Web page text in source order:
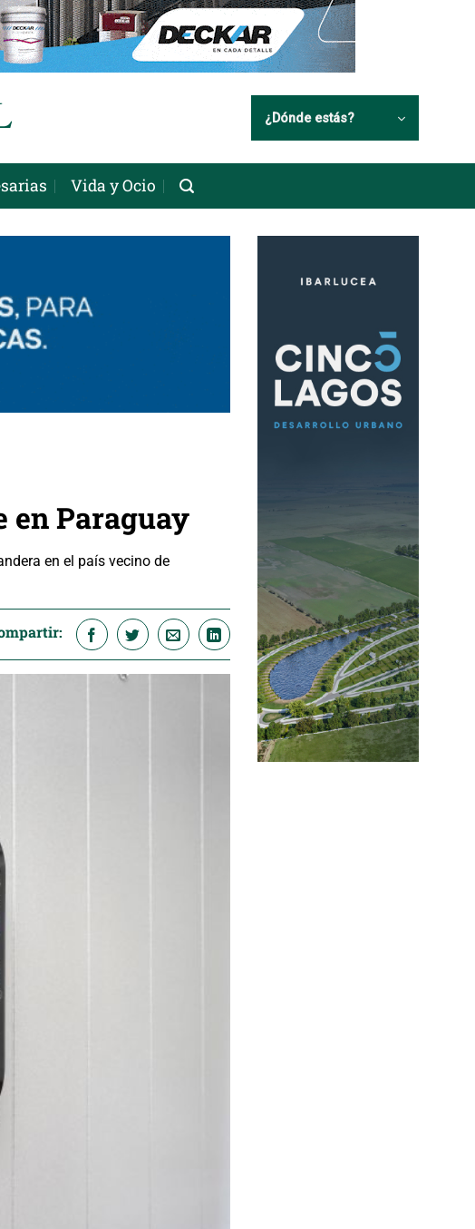
¿Dónde estás?
Vida y Ocio
en Paraguay
en el país vecino de